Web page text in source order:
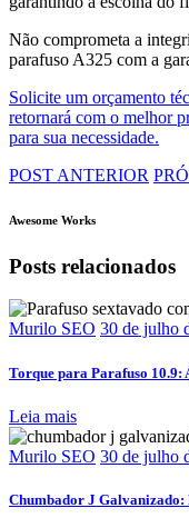
Não comprometa a
parafuso A325 com a
Solicite um orçamento
retornará com o melhor
para sua necessidade.
POST ANTERIOR
Awesome Works
Posts relacionados
Murilo SEO 30 de julho
Torque para Parafuso 10.9:
Leia mais
Murilo SEO 30 de julho
Chumbador J Galvanizado: